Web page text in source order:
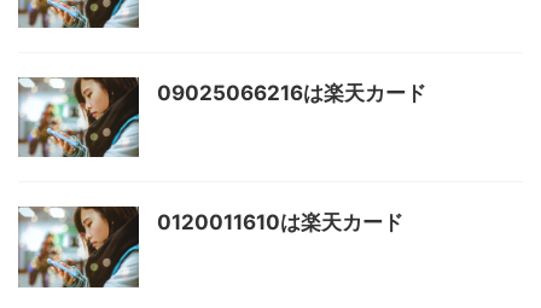
09025066216は楽天カード
0120011610は楽天カード